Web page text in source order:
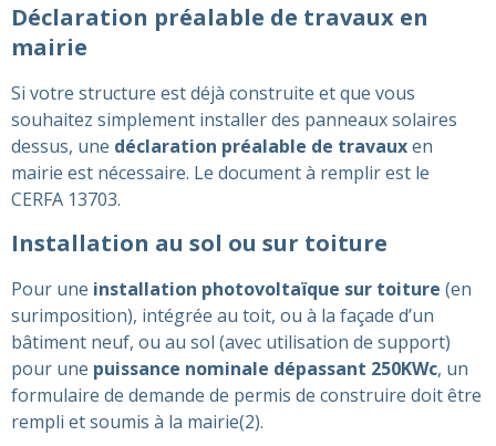
Déclaration préalable de travaux en
mairie
Si votre structure est déjà construite et que vous
souhaitez simplement installer des panneaux solaires
dessus, une déclaration préalable de travauxen
mairie est nécessaire. Le document à remplir est le
CERFA 13703​​.
Installation au sol ou sur toiture
Pour une installation photovoltaïque sur toiture (en
surimposition), intégrée au toit, ou à la façade d’un
bâtiment neuf, ou au sol (avec utilisation de support)
pour une puissance nominale dépassant 250KWc, un
formulaire de demande de permis de construire doit être
rempli et soumis à la mairie​(2)​.